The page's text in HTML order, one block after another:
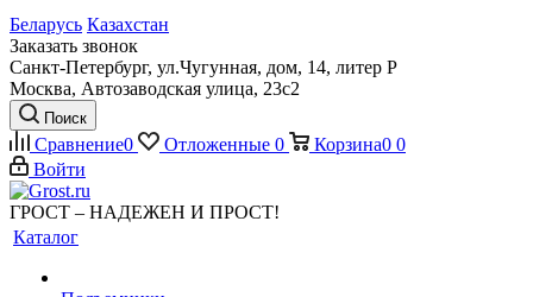
Беларусь Казахстан
Заказать звонок
Санкт-Петербург, ул.Чугунная, дом, 14, литер Р
Москва, Автозаводская улица, 23с2
Поиск
Сравнение0 Отложенные 0 Корзина0 0
Войти
ГРОСТ – НАДЕЖЕН И ПРОСТ!
Каталог